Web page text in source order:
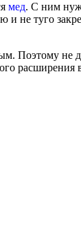
мед. С ним
не туго
Поэтому